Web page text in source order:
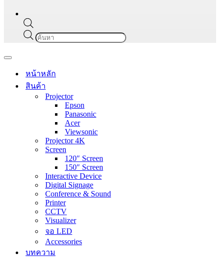
Products
search
Navigation
หน้าหลัก
สินค้า
Projector
Epson
Panasonic
Acer
Viewsonic
Projector 4K
Screen
120″ Screen
150″ Screen
Interactive Device
Digital Signage
Conference & Sound
Printer
CCTV
Visualizer
จอ LED
Accessories
บทความ